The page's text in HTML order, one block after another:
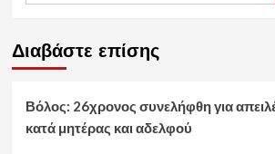
Διαβάστε επίσης
Βόλος: 26χρονος συνελήφθη για
κατά μητέρας και αδελφού